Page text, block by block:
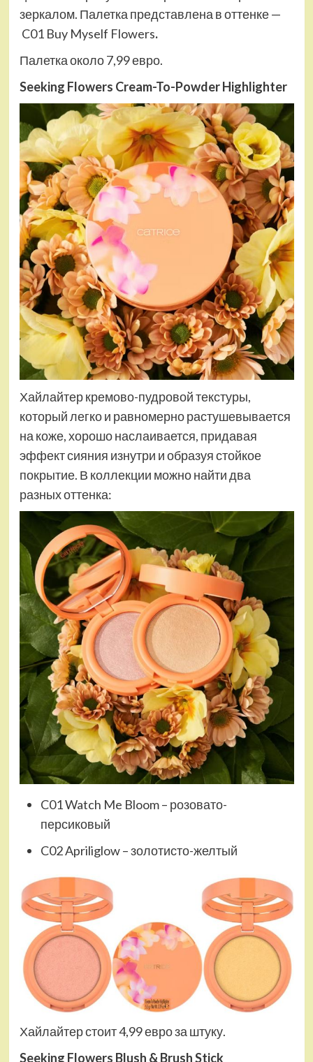
зеркалом. Палетка представлена в оттенке —
C01 Buy Myself Flowers.
Палетка около 7,99 евро.
Seeking Flowers Cream-To-Powder Highlighter
Хайлайтер кремово-пудровой текстуры,
который легко и равномерно растушевывается
на коже, хорошо наслаивается, придавая
эффект сияния изнутри и образуя стойкое
покрытие. В коллекции можно найти два
разных оттенка:
C01 Watch Me Bloom – розовато-
персиковый
C02 Apriliglow – золотисто-желтый
Хайлайтер стоит 4,99 евро за штуку.
Seeking Flowers Blush & Brush Stick